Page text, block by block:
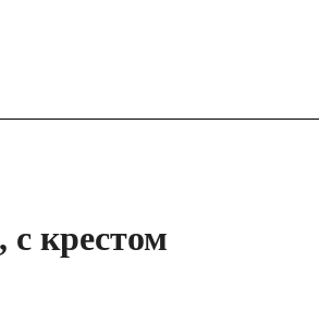
крестом